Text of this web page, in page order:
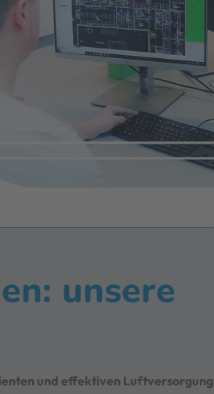
unsere
und effektiven Luftversorgung